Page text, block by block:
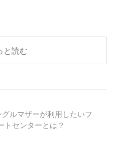
と読む
ルマザーが利用したいフ
トセンターとは？